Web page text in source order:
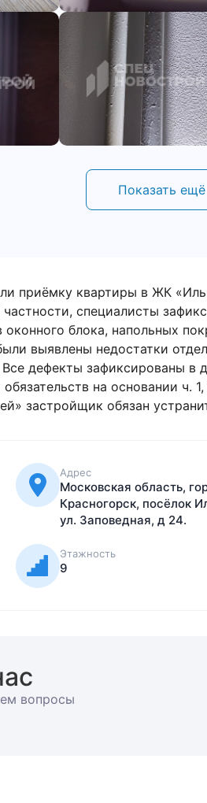
Показать ещё
приёмку квартиры в ЖК
зафиксировали
покрытий,
отделочных работ по стенам,
в дефектной ведомости с
закона No214-фз, ст.
в разумный срок.
Адрес
Московская область,
Красногорск, посёлок
ул. Заповедная, д 24.
Этажность
9
вопросы